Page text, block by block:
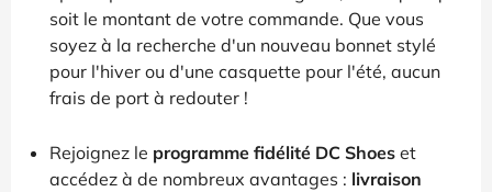
soit le montant de votre commande. Que vous
soyez à la recherche d'un nouveau bonnet stylé
pour l'hiver ou d'une casquette pour l'été, aucun
frais de port à redouter !
Rejoignez le programme fidélité DC Shoes et
accédez à de nombreux avantages : livraison